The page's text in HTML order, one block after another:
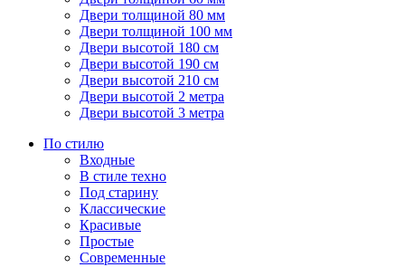
Двери толщиной 80 мм
Двери толщиной 100 мм
Двери высотой 180 см
Двери высотой 190 см
Двери высотой 210 см
Двери высотой 2 метра
Двери высотой 3 метра
По стилю
Входные
В стиле техно
Под старину
Классические
Красивые
Простые
Современные